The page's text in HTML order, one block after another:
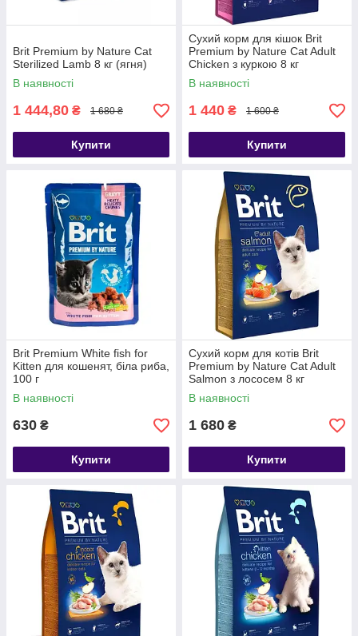
Brit Premium by Nature Cat
Sterilized Lamb 8 кг (ягня)
В наявності
1 444,80 ₴ 1 680 ₴
Купити
Сухий корм для кішок Brit
Premium by Nature Cat Adult
Chicken з куркою 8 кг
В наявності
1 440 ₴ 1 600 ₴
Купити
Brit Premium White fish for
Kitten для кошенят, біла риба,
100 г
В наявності
630 ₴
Купити
Сухий корм для котів Brit
Premium by Nature Cat Adult
Salmon з лососем 8 кг
В наявності
1 680 ₴
Купити